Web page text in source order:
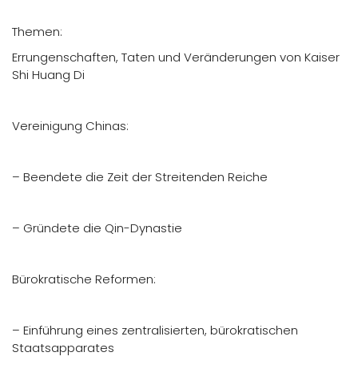
Themen:
Errungenschaften, Taten und Veränderungen von Kaiser
Shi Huang Di
Vereinigung Chinas:
– Beendete die Zeit der Streitenden Reiche
– Gründete die Qin-Dynastie
Bürokratische Reformen:
– Einführung eines zentralisierten, bürokratischen
Staatsapparates